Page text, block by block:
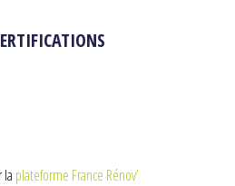
la plateforme France Rénov’